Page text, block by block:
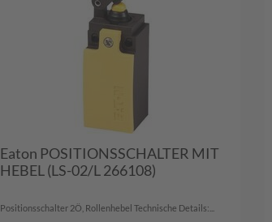
Eaton POSITIONSSCHALTER MIT
HEBEL (LS-02/L 266108)
Positionsschalter 2Ö, Rollenhebel Technische Details:...